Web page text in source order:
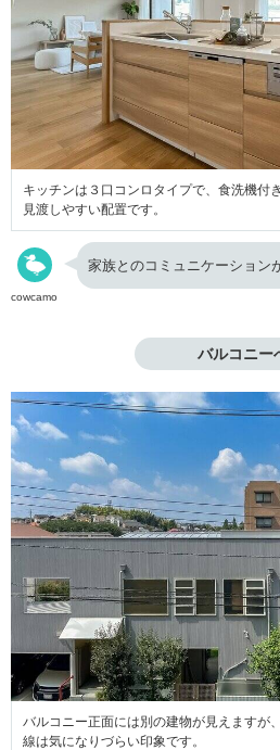
キッチンは３口コンロタイプで、食洗機付
見渡しやすい配置です。
cowcamo
家族とのコミュニケーション
バルコニー
バルコニー正面には別の建物が見えますが
線は気になりづらい印象です。